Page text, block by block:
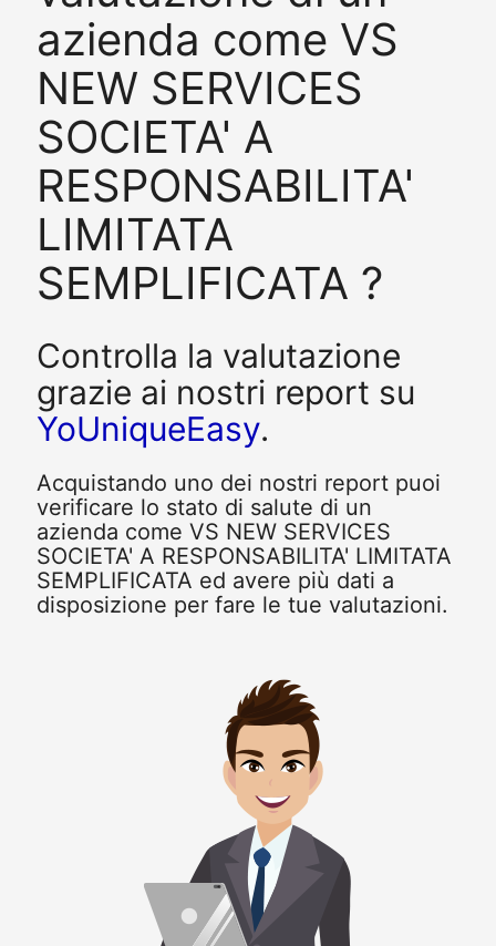
azienda come VS
NEW SERVICES
SOCIETA' A
RESPONSABILITA'
LIMITATA
SEMPLIFICATA ?
Controlla la valutazione
grazie ai nostri report su
YoUniqueEasy.
Acquistando uno dei nostri report puoi
verificare lo stato di salute di un
azienda come VS NEW SERVICES
SOCIETA' A RESPONSABILITA' LIMITATA
SEMPLIFICATA ed avere più dati a
disposizione per fare le tue valutazioni.